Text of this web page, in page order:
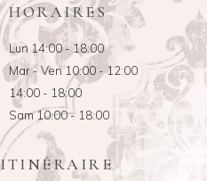
HORAIRES
Lun 14:00 - 18:00
Mar - Ven 10:00 - 12:00
14:00 - 18:00
Sam 10:00 - 18:00
ITINÉRAIRE